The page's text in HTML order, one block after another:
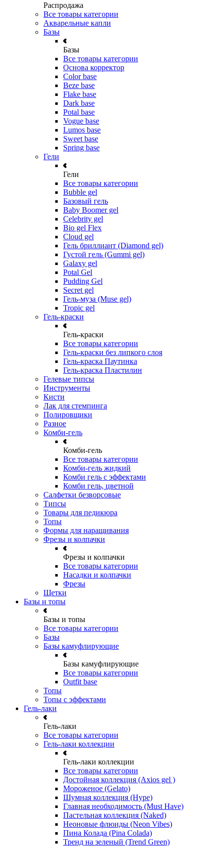
Распродажа
Все товары категории
Акварельные капли
Базы
Базы
Все товары категории
Основа корректор
Color base
Beze base
Flake base
Dark base
Potal base
Vogue base
Lumos base
Sweet base
Spring base
Гели
Гели
Все товары категории
Bubble gel
Базовый гель
Baby Boomer gel
Celebrity gel
Bio gel Flex
Cloud gel
Гель бриллиант (Diamond gel)
Густой гель (Gummi gel)
Galaxy gel
Potal Gel
Pudding Gel
Secret gel
Гель-муза (Muse gel)
Tropic gel
Гель-краски
Гель-краски
Все товары категории
Гель-краски без липкого слоя
Гель-краска Паутинка
Гель-краска Пластилин
Гелевые типсы
Инструменты
Кисти
Лак для стемпинга
Полировщики
Разное
Комби-гель
Комби-гель
Все товары категории
Комби-гель жидкий
Комби гель с эффектами
Комби гель, цветной
Салфетки безворсовые
Типсы
Товары для педикюра
Топы
Формы для наращивания
Фрезы и колпачки
Фрезы и колпачки
Все товары категории
Насадки и колпачки
Фрезы
Щетки
Базы и топы
Базы и топы
Все товары категории
Базы
Базы камуфлирующие
Базы камуфлирующие
Все товары категории
Outfit base
Топы
Топы с эффектами
Гель-лаки
Гель-лаки
Все товары категории
Гель-лаки коллекции
Гель-лаки коллекции
Все товары категории
Достойная коллекция (Axios gel )
Мороженое (Gelato)
Шумная коллекция (Hype)
Главная необходимость (Must Have)
Пастельная коллекция (Naked)
Неоновые флюиды (Neon Vibes)
Пина Колада (Pina Colada)
Тренд на зеленый (Trend Green)